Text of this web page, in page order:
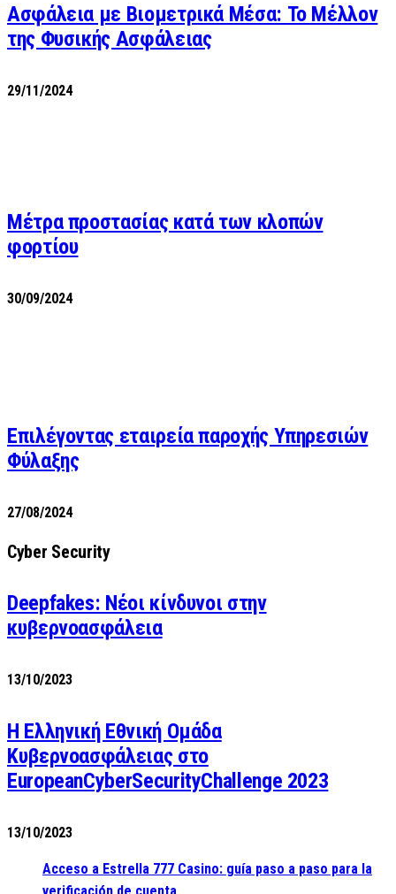
Ασφάλεια με Βιομετρικά Μέσα: Το Μέλλον
της Φυσικής Ασφάλειας
29/11/2024
Μέτρα προστασίας κατά των κλοπών
φορτίου
30/09/2024
Επιλέγοντας εταιρεία παροχής Υπηρεσιών
Φύλαξης
27/08/2024
Cyber Security
Deepfakes: Νέοι κίνδυνοι στην
κυβερνοασφάλεια
13/10/2023
Η Ελληνική Εθνική Ομάδα
Κυβερνοασφάλειας στο
EuropeanCyberSecurityChallenge 2023
13/10/2023
Acceso a Estrella 777 Casino: guía paso a paso para la